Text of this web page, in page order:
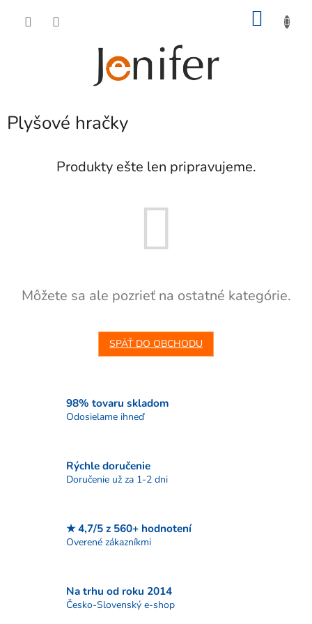
Plyšové hračky
Produkty ešte len pripravujeme.
Môžete sa ale pozrieť na ostatné kategórie.
SPÄŤ DO OBCHODU
98% tovaru skladom
Odosielame ihneď
Rýchle doručenie
Doručenie už za 1-2 dni
★ 4,7/5 z 560+ hodnotení
Overené zákazníkmi
Na trhu od roku 2014
Česko-Slovenský e-shop